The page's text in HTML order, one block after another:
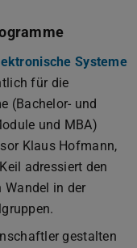
Systeme
für die
(Bachelor- und
und MBA)
Klaus Hofmann,
adressiert den
in der
gestalten